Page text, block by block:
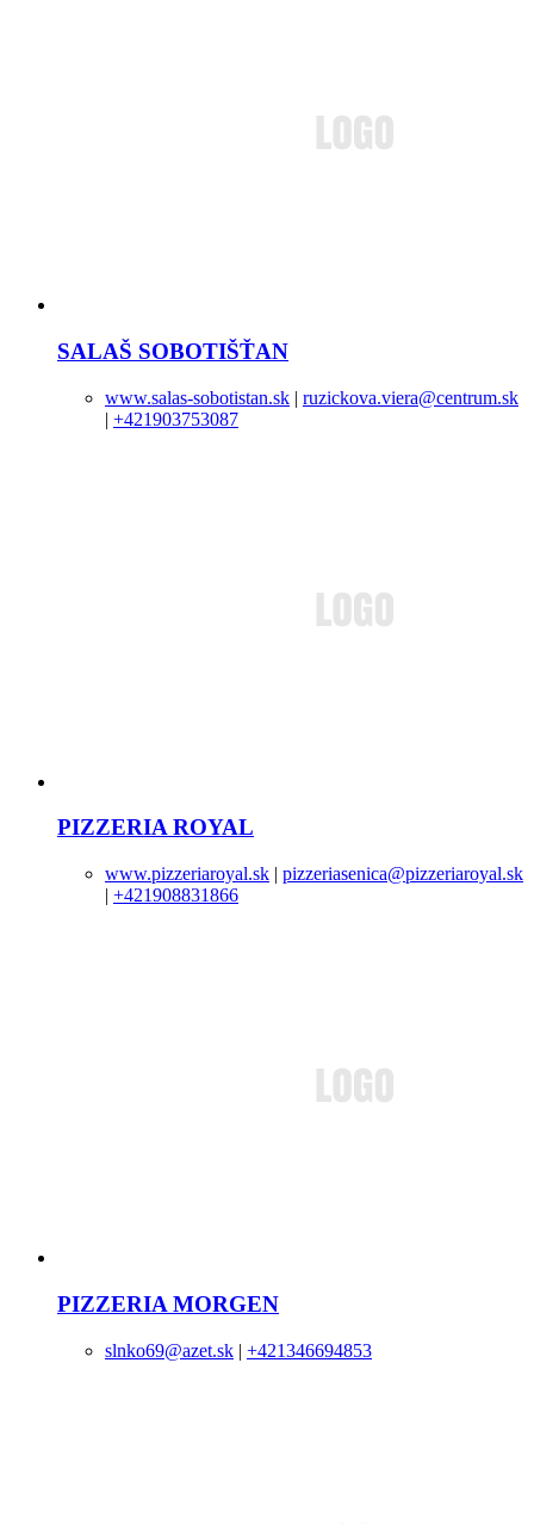
SALAŠ SOBOTIŠŤAN
www.salas-sobotistan.sk | ruzickova.viera@centrum.sk
| +421903753087
PIZZERIA ROYAL
www.pizzeriaroyal.sk | pizzeriasenica@pizzeriaroyal.sk
| +421908831866
PIZZERIA MORGEN
slnko69@azet.sk | +421346694853